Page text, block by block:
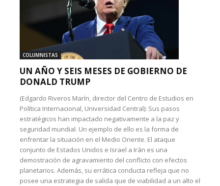
COLUMNISTAS
UN AÑO Y SEIS MESES DE GOBIERNO DE
DONALD TRUMP
(Edgardo Riveros Marín, director del Centro de Estudios en
Política Internacional, Universidad Central): Sus pasos
estratégicos han impactado negativamente a la paz y
seguridad mundial. Un ejemplo de ello es la forma de
enfrentar la situación en el Medio Oriente. El ataque
conjunto de Estados Unidos e Israel a Irán es una
demostración de agravamiento del conflicto con efectos
planetarios. Además, su errática conducta refleja que no
posee una estrategia de salida que de viabilidad a un alto el